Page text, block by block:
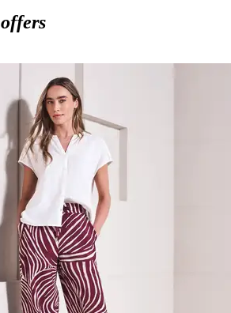
offers